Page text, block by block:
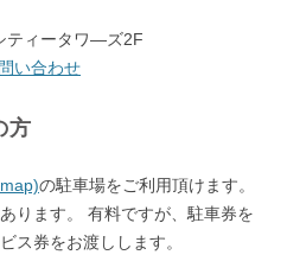
ティータワ―ズ2F
方
の駐車場をご利用頂けます。
ります。 有料ですが、駐車券を
ス券をお渡しします。